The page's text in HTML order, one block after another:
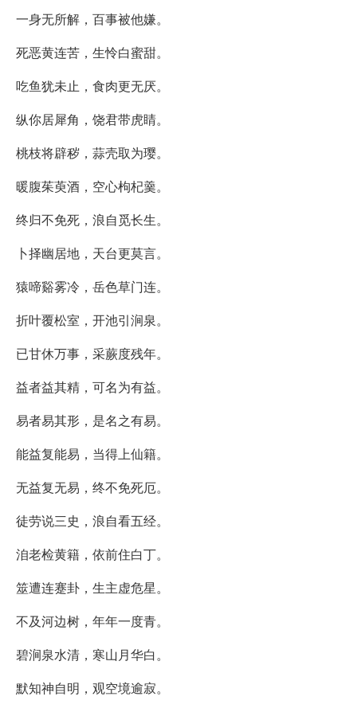
一身无所解，百事被他嫌。
死恶黄连苦，生怜白蜜甜。
吃鱼犹未止，食肉更无厌。
纵你居犀角，饶君带虎睛。
桃枝将辟秽，蒜壳取为璎。
暖腹茱萸酒，空心枸杞羹。
终归不免死，浪自觅长生。
卜择幽居地，天台更莫言。
猿啼谿雾冷，岳色草门连。
折叶覆松室，开池引涧泉。
已甘休万事，采蕨度残年。
益者益其精，可名为有益。
易者易其形，是名之有易。
能益复能易，当得上仙籍。
无益复无易，终不免死厄。
徒劳说三史，浪自看五经。
洎老检黄籍，依前住白丁。
筮遭连蹇卦，生主虚危星。
不及河边树，年年一度青。
碧涧泉水清，寒山月华白。
默知神自明，观空境逾寂。